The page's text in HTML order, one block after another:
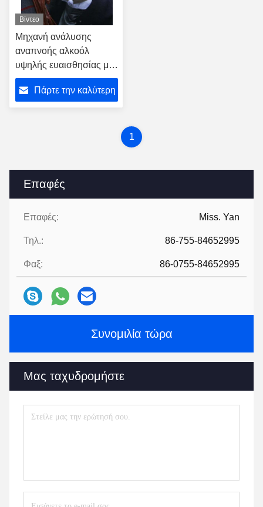
Επαφές
Επαφές: Miss. Yan
Τηλ.: 86-755-84652995
Φαξ: 86-0755-84652995
Συνομιλία τώρα
Μας ταχυδρομήστε
Βίντεο
Μηχανή ανάλυσης
αναπνοής αλκοόλ
υψηλής ευαισθησίας με
ενσωματωμένο
εκτυπωτή
Πάρτε την καλύτερη
1